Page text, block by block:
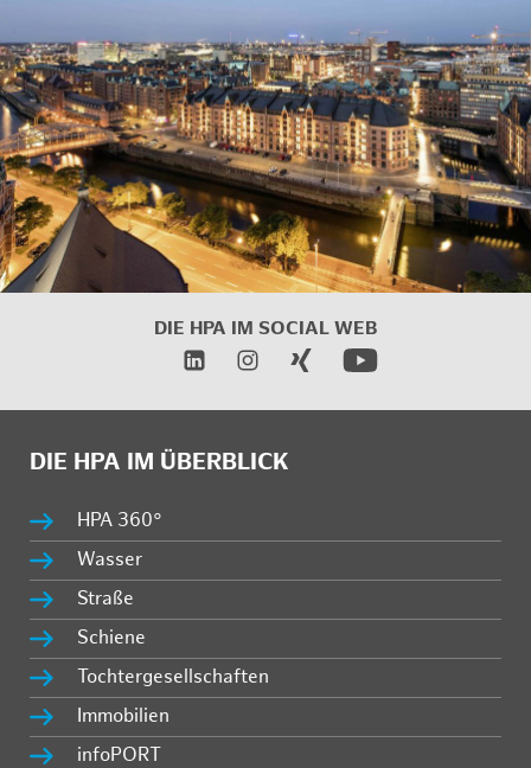
DIE HPA IM SOCIAL WEB
DIE HPA IM ÜBERBLICK
HPA 360°
Wasser
Straße
Schiene
Tochtergesellschaften
Immobilien
infoPORT